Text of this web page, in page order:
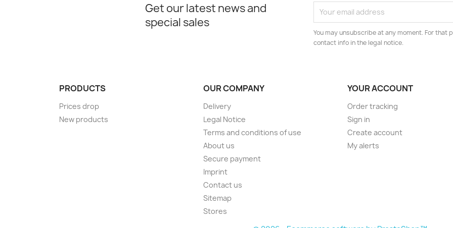
Get our latest news and
special sales
You may unsubscribe at any moment. For that
contact info in the legal notice.
PRODUCTS
Prices drop
New products
OUR COMPANY
Delivery
Legal Notice
Terms and conditions of use
About us
Secure payment
Imprint
Contact us
Sitemap
Stores
YOUR ACCOUNT
Order tracking
Sign in
Create account
My alerts